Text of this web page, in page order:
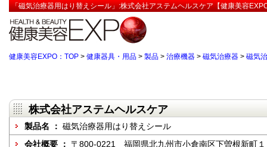
「磁気治療器用はり替えシール」:株式会社アステムヘルスケア【健康美容
健康美容EXPO：TOP > 健康器具・用品 > 製品 > 治療機器 > 磁気治療器 > 磁気
株式会社アステムヘルスケア
製品名 ： 磁気治療器用はり替えシール
会社概要 ： 〒800-0221 福岡県北九州市小倉南区下曽根新町１